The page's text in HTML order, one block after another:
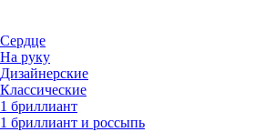
Сердце
На руку
Дизайнерские
Классические
1 бриллиант
1 бриллиант и россыпь